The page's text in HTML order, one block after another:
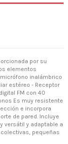
por su
elementos
inalámbrico
estéreo - Receptor
FM con 40
Es muy resistente
e incorpora
de pared. Incluye
versátil y adaptable a
pequeñas